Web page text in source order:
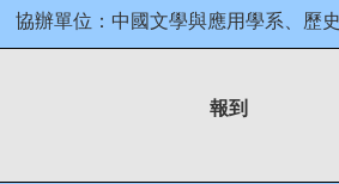
協辦單位：中國文學與應用學系、歷
報到